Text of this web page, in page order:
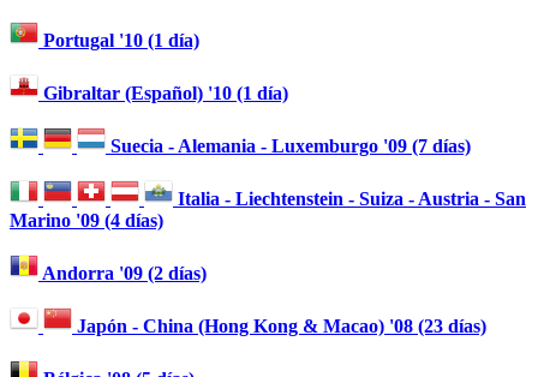
Portugal '10 (1 día)
Gibraltar (Español) '10 (1 día)
Suecia - Alemania - Luxemburgo '09 (7 días)
Italia - Liechtenstein - Suiza - Austria - San
Marino '09 (4 días)
Andorra '09 (2 días)
Japón - China (Hong Kong & Macao) '08 (23 días)